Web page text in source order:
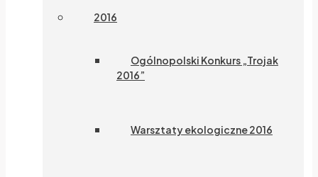
2016
Ogólnopolski Konkurs „Trojak
2016”
Warsztaty ekologiczne 2016